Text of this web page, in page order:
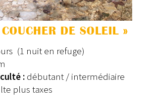
DE SOLEIL »
(1 nuit en refuge)
: débutant / intermédiaire
plus taxes